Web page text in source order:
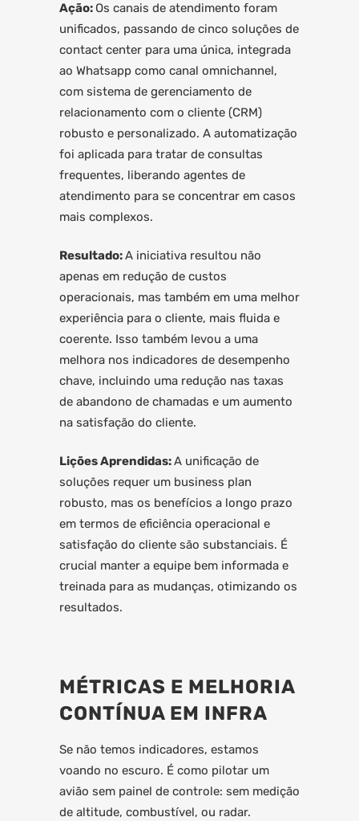
Ação: Os canais de atendimento foram
unificados, passando de cinco soluções de
contact center para uma única, integrada
ao Whatsapp como canal omnichannel,
com sistema de gerenciamento de
relacionamento com o cliente (CRM)
robusto e personalizado. A automatização
foi aplicada para tratar de consultas
frequentes, liberando agentes de
atendimento para se concentrar em casos
mais complexos.
Resultado:A iniciativa resultou não
apenas em redução de custos
operacionais, mas também em uma melhor
experiência para o cliente, mais fluida e
coerente. Isso também levou a uma
melhora nos indicadores de desempenho
chave, incluindo uma redução nas taxas
de abandono de chamadas e um aumento
na satisfação do cliente.
Lições Aprendidas:A unificação de
soluções requer um business plan
robusto, mas os benefícios a longo prazo
em termos de eficiência operacional e
satisfação do cliente são substanciais. É
crucial manter a equipe bem informada e
treinada para as mudanças, otimizando os
resultados.
MÉTRICAS E MELHORIA
CONTÍNUA EM INFRA
Se não temos indicadores, estamos
voando no escuro. É como pilotar um
avião sem painel de controle: sem medição
de altitude, combustível, ou radar.